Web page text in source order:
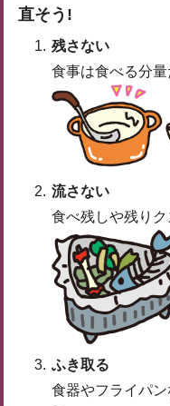
直そう!
残さない
食事は食べる分
流さない
食べ残しや残り
ふき取る
食器やフライパ